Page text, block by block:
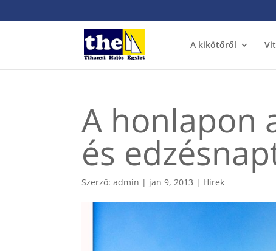
A kikötőről
A honlapon
és
Szerző:admin | jan 9, 2013 | Hírek